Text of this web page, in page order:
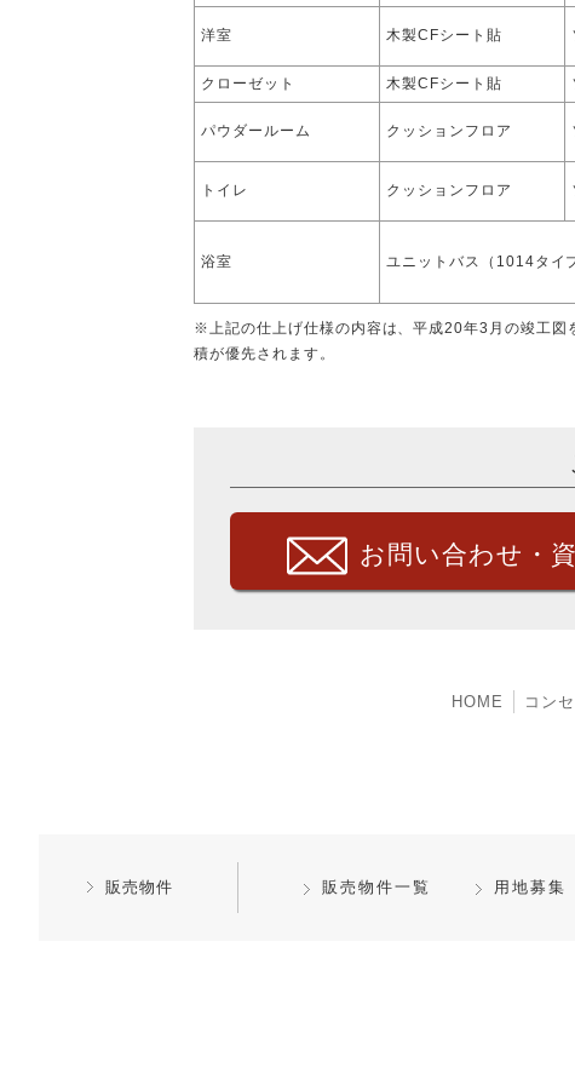
洋室 木製CFシート貼
クローゼット 木製CFシート貼
パウダールーム クッションフロア
トイレ クッションフロア
浴室 ユニットバス（1014タイ
※上記の仕上げ仕様の内容は、平成20年3月の竣工図
積が優先されます。
お問い合わせ・
HOME コン
販売物件 販売物件一覧 用地募集